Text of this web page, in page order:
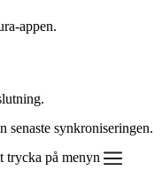
appen.
senaste synkroniseringen.
trycka på menyn